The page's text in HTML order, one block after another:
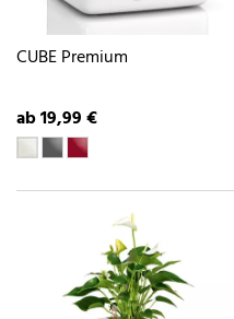
CUBE Premium
ab 19,99 €